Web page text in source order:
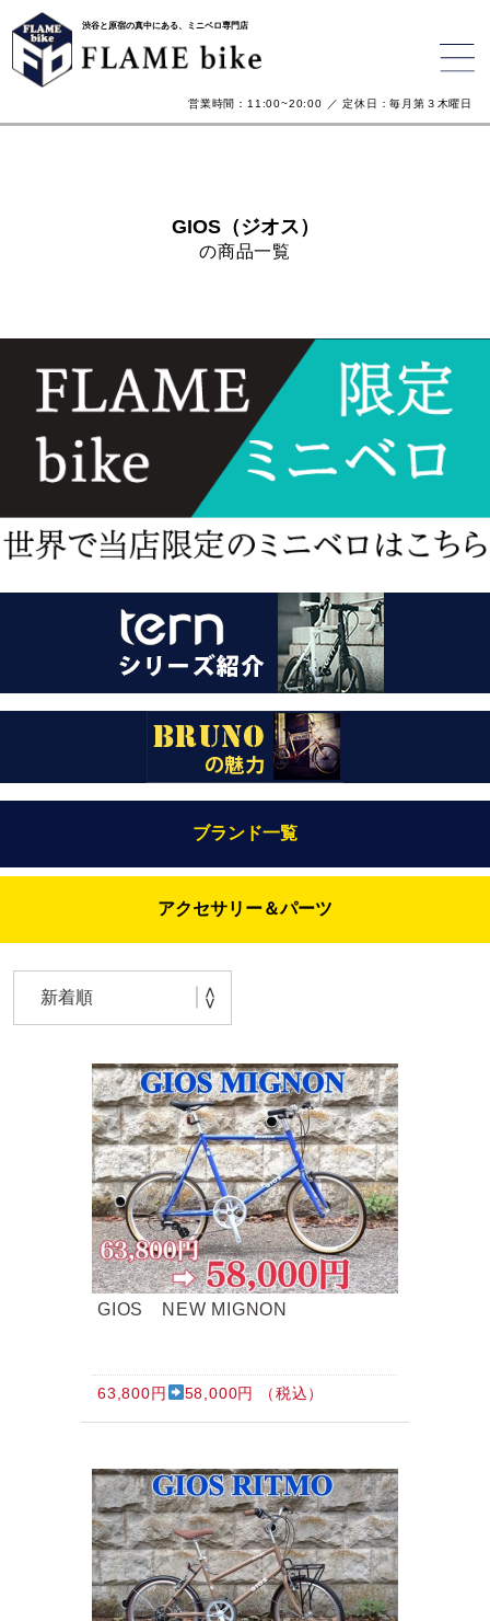
渋谷と原宿の真中にある、ミニベロ専門店
営業時間：11:00~20:00 ／ 定休日：毎月第３木曜日
GIOS（ジオス）
の商品一覧
ブランド一覧
Bianchi（ビアンキ）
BRUNO(ブルーノ)
FUJI（フジ）
GIOS（ジオス）
KUWAHARA（クワハラ）
MASI（マージ）
PASHLEY（パシュレー）
RITEWAY（ライトウェイ）
tern Crest
tern SURGE
tern SURGE UNO
アクセサリー＆パーツ
BROOKS（ブルックス）
option & parts
カスタム ペイント
マルイのかわいいキャップ
GIOS NEW MIGNON
63,800円 58,000円 （税込）